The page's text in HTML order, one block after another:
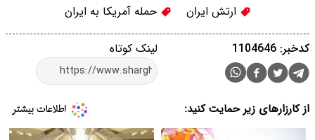
ارتش ایران حمله آمریکا به ایران
لینک کوتاه کدخبر: 1104646
از کارزارهای زیر حمایت کنید: